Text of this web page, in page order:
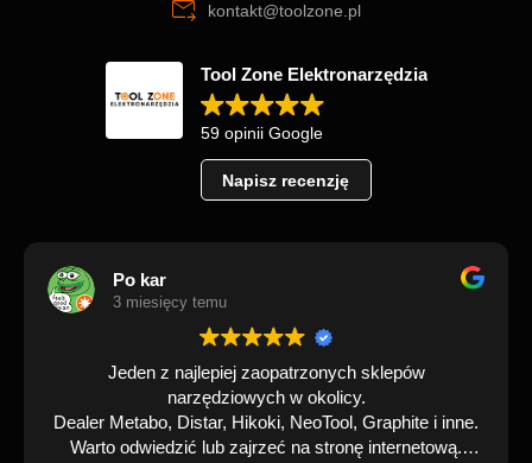
kontakt@toolzone.pl
Tool Zone Elektronarzędzia
59 opinii Google
Napisz recenzję
Po kar
3 miesięcy temu
Jeden z najlepiej zaopatrzonych sklepów
narzędziowych w okolicy.
Dealer Metabo, Distar, Hikoki, NeoTool, Graphite i inne.
Warto odwiedzić lub zajrzeć na stronę internetową.